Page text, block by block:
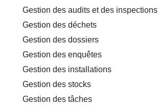
Gestion des audits et des inspections
Gestion des déchets
Gestion des dossiers
Gestion des enquêtes
Gestion des installations
Gestion des stocks
Gestion des tâches